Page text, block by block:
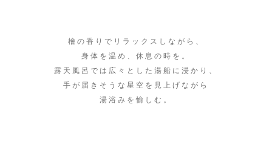
檜の香りでリラックスしながら、
身体を温め、休息の時を。
露天風呂では広々とした湯船に浸かり、
手が届きそうな星空を見上げながら
湯浴みを愉しむ。